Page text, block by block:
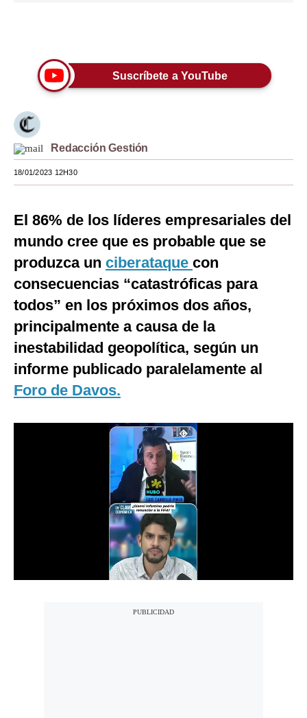
Lujo
Viajes
Moda
Estilos
Mundo
España
Internacional
Club del Suscriptor
Mix
G de Gestión
Notas Contratadas
Suscríbete a YouTube
Redacción Gestión
18/01/2023 12H30
El 86% de los líderes empresariales del
mundo cree que es probable que se
produzca un ciberataque con
consecuencias “catastróficas para
todos” en los próximos dos años,
principalmente a causa de la
inestabilidad geopolítica, según un
informe publicado paralelamente al
Foro de Davos.